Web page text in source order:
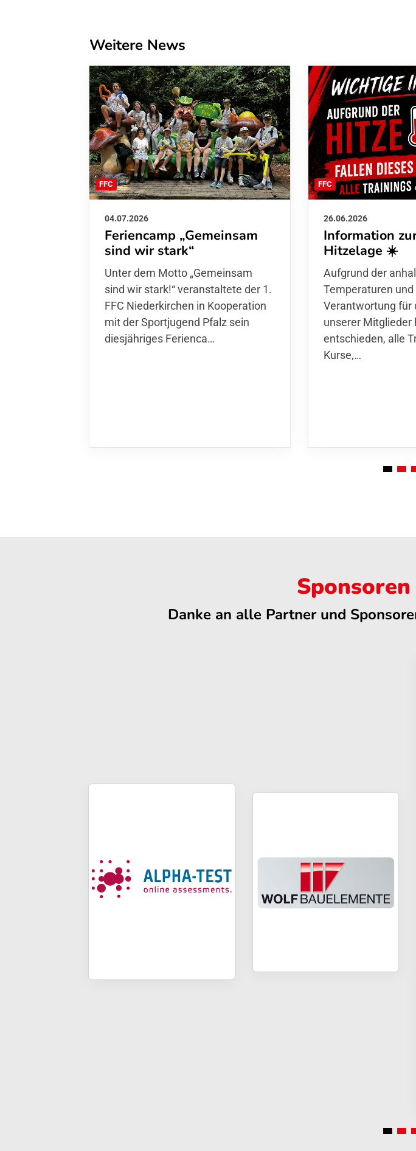
Weitere News
FFC
04.07.2026
Feriencamp „Gemeinsam
sind wir stark“
Unter dem Motto „Gemeinsam sind
wir stark!“ veranstaltete der 1. FFC
Niederkirchen in Kooperation mit
der Sportjugend Pfalz sein
diesjähriges Ferienca…
FFC
26.06.2026
Information
Hitzelage ☀️
Aufgrund der
Temperaturen und
Verantwortung für
unserer Mitglieder
entschieden, alle
Kurse,…
Danke an alle Partner und